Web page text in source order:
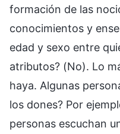
formación de las
conocimientos y
edad y sexo entre
atributos? (No). Lo
haya. Algunas
los dones? Por
personas escuchan